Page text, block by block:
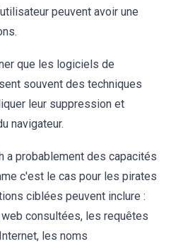
peuvent avoir une
que les logiciels de
souvent des techniques
leur suppression et
navigateur.
a probablement des capacités
c'est le cas pour les pirates
ciblées peuvent inclure :
consultées, les requêtes
les noms